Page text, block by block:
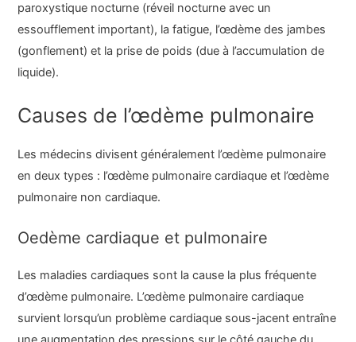
paroxystique nocturne (réveil nocturne avec un
essoufflement important), la fatigue, l’œdème des jambes
(gonflement) et la prise de poids (due à l’accumulation de
liquide).
Causes de l’œdème pulmonaire
Les médecins divisent généralement l’œdème pulmonaire
en deux types : l’œdème pulmonaire cardiaque et l’œdème
pulmonaire non cardiaque.
Oedème cardiaque et pulmonaire
Les maladies cardiaques sont la cause la plus fréquente
d’œdème pulmonaire. L’œdème pulmonaire cardiaque
survient lorsqu’un problème cardiaque sous-jacent entraîne